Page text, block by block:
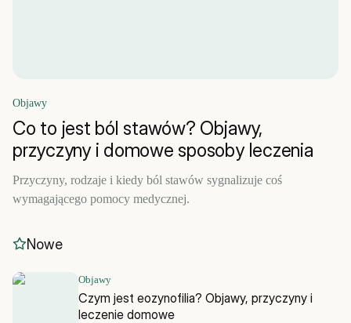
Objawy
Co to jest ból stawów? Objawy,
przyczyny i domowe sposoby leczenia
Przyczyny, rodzaje i kiedy ból stawów sygnalizuje coś
wymagającego pomocy medycznej.
Nowe
Objawy
Czym jest eozynofilia? Objawy, przyczyny i
leczenie domowe